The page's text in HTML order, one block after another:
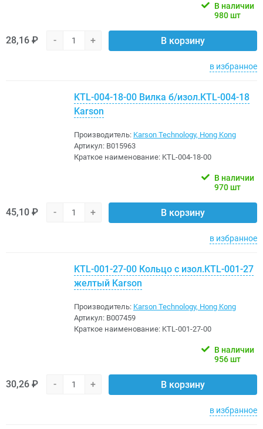
В наличии
980 шт
28,16 ₽ - + В корзину
в избранное
KTL-004-18-00 Вилка б/изол.KTL-004-18
Karson
Производитель: Karson Technology, Hong Kong
Артикул: B015963
Краткое наименование: KTL-004-18-00
В наличии
970 шт
45,10 ₽ - + В корзину
в избранное
KTL-001-27-00 Кольцо с изол.KTL-001-27
желтый Karson
Производитель: Karson Technology, Hong Kong
Артикул: B007459
Краткое наименование: KTL-001-27-00
В наличии
956 шт
30,26 ₽ - + В корзину
в избранное